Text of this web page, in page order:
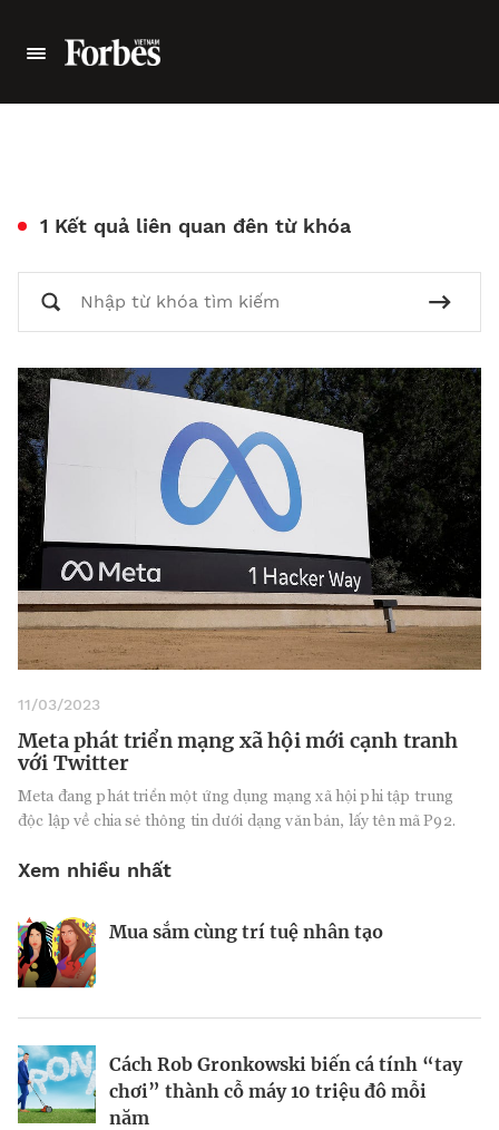
1 Kết quả liên quan đên từ khóa
11/03/2023
Meta phát triển mạng xã hội mới cạnh tranh
với Twitter
Meta đang phát triển một ứng dụng mạng xã hội phi tập trung
độc lập về chia sẻ thông tin dưới dạng văn bản, lấy tên mã P92.
Xem nhiều nhất
Mua sắm cùng trí tuệ nhân tạo
Cách Rob Gronkowski biến cá tính “tay
chơi” thành cỗ máy 10 triệu đô mỗi
năm
Nhà sáng lập 25 tuổi và tham vọng lật
Thợ săn khoản vay
Kiểm soát bất ổn và bảo vệ sức khỏe
BRANDCONNECT | Brand Contributor
Champagne hàng đầu cho chất riêng
mùa lễ hội